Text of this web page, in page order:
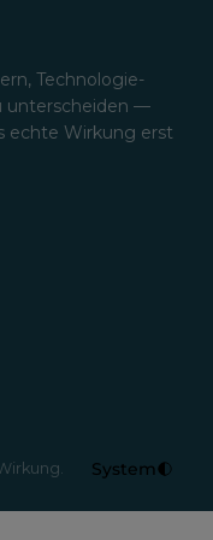
Technologie-
unterscheiden —
echte Wirkung erst
System